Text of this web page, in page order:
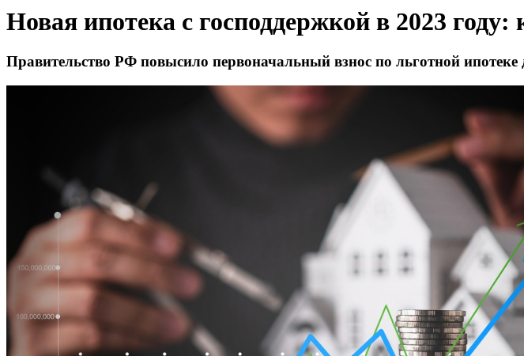
Новая ипотека с господдержкой в 2023 году:
Правительство РФ повысило первоначальный взнос по льготной ипотеке